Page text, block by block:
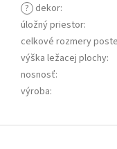
? dekor:
úložný priestor:
celkové rozmery
výška ležacej plochy:
nosnosť:
výroba: